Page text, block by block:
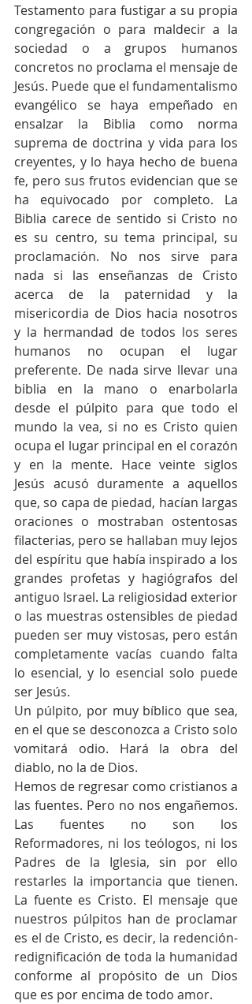
Testamento para fustigar a su propia
congregación o para maldecir a la
sociedad o a grupos humanos
concretos no proclama el mensaje de
Jesús. Puede que el fundamentalismo
evangélico se haya empeñado en
ensalzar la Biblia como norma
suprema de doctrina y vida para los
creyentes, y lo haya hecho de buena
fe, pero sus frutos evidencian que se
ha equivocado por completo. La
Biblia carece de sentido si Cristo no
es su centro, su tema principal, su
proclamación. No nos sirve para
nada si las enseñanzas de Cristo
acerca de la paternidad y la
misericordia de Dios hacia nosotros
y la hermandad de todos los seres
humanos no ocupan el lugar
preferente. De nada sirve llevar una
biblia en la mano o enarbolarla
desde el púlpito para que todo el
mundo la vea, si no es Cristo quien
ocupa el lugar principal en el corazón
y en la mente. Hace veinte siglos
Jesús acusó duramente a aquellos
que, so capa de piedad, hacían largas
oraciones o mostraban ostentosas
filacterias, pero se hallaban muy lejos
del espíritu que había inspirado a los
grandes profetas y hagiógrafos del
antiguo Israel. La religiosidad exterior
o las muestras ostensibles de piedad
pueden ser muy vistosas, pero están
completamente vacías cuando falta
lo esencial, y lo esencial solo puede
ser Jesús.
Un púlpito, por muy bíblico que sea,
en el que se desconozca a Cristo solo
vomitará odio. Hará la obra del
diablo, no la de Dios.
Hemos de regresar como cristianos a
las fuentes. Pero no nos engañemos.
Las fuentes no son los
Reformadores, ni los teólogos, ni los
Padres de la Iglesia, sin por ello
restarles la importancia que tienen.
La fuente es Cristo. El mensaje que
nuestros púlpitos han de proclamar
es el de Cristo, es decir, la redención-
redignificación de toda la humanidad
conforme al propósito de un Dios
que es por encima de todo amor.